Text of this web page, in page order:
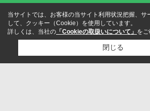
当サイトでは、お客様の当サイト利用状況把握、サ
して、クッキー（Cookie）を使用しています。
詳しくは、当社の 「Cookieの取扱いについて」 をご
閉じる